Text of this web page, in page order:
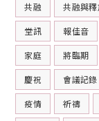
共融 共融與
堂訊 報佳音
家庭 將臨期
慶祝 會議記錄
疫情 祈禱